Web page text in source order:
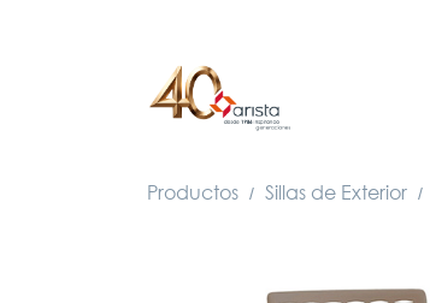
Productos / Sillas de Exterior /